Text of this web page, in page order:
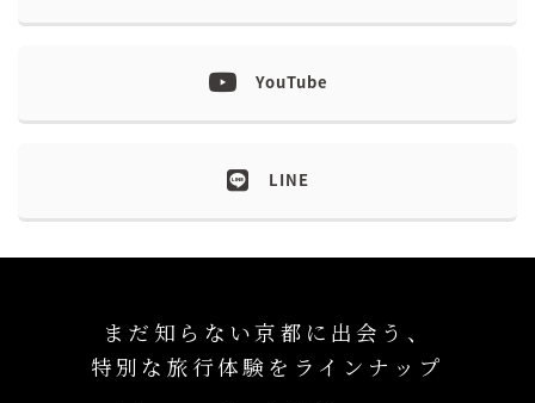
YouTube
LINE
まだ知らない京都に出会う、
特別な旅行体験をラインナップ